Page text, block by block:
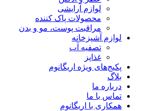
لوازم آرایشی
محصولات پاک کننده
مراقبت پوست، مو و بدن
لوازم آشپزخانه
تصفیه آب
غذاپز
پکیج‌های ویژه اریگانوم
بلاگ
درباره ما
تماس با ما
همکاری با اریگانوم